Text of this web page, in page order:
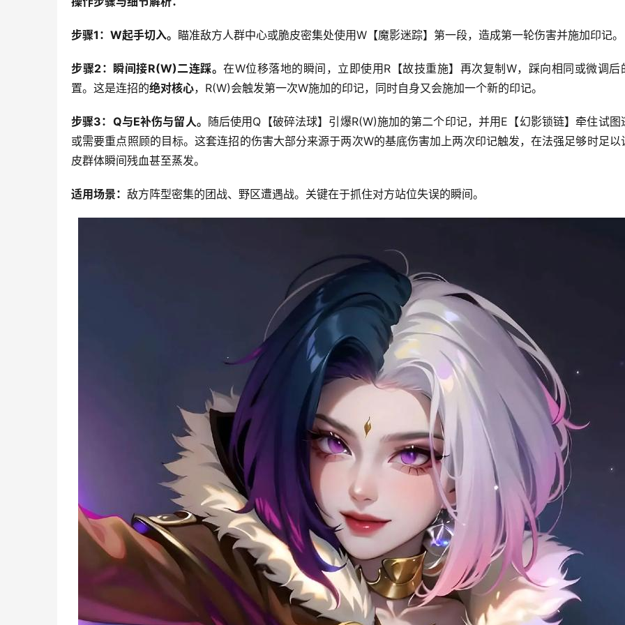
步骤1：W起手切入。 瞄准敌方人群中心或脆皮密集处使用W【魔影迷踪】第一段，造成第一轮伤害并施加印记。
步骤2：瞬间接R(W)二连踩。 在W位移落地的瞬间，立即使用R【故技重施】再次复制W，踩向相同或微调后
置。这是连招的绝对核心，R(W)会触发第一次W施加的印记，同时自身又会施加一个新的印记。
步骤3：Q与E补伤与留人。 随后使用Q【破碎法球】引爆R(W)施加的第二个印记，并用E【幻影锁链】牵住试图
或需要重点照顾的目标。这套连招的伤害大部分来源于两次W的基底伤害加上两次印记触发，在法强足够时足以
皮群体瞬间残血甚至蒸发。
适用场景： 敌方阵型密集的团战、野区遭遇战。关键在于抓住对方站位失误的瞬间。